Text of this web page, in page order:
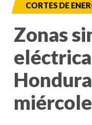
CORTES DE
Zonas